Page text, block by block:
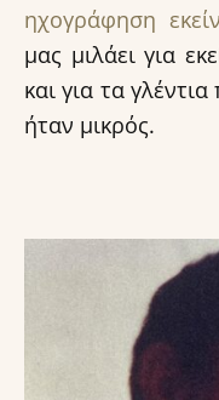
ηχογράφηση
μας μιλάει για
και για τα
ήταν μικρός.